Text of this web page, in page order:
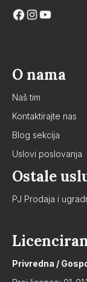
O nama
Naš tim
Kontaktirajte nas
Blog sekcija
Uslovi poslovanja
Ostale
PJ Prodaja i
Privredna /